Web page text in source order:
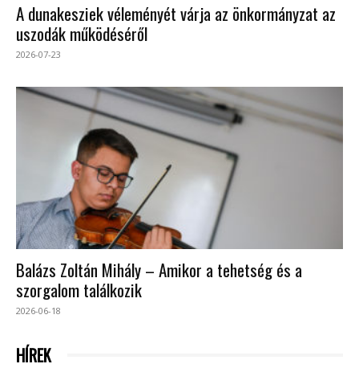
A dunakesziek véleményét várja az önkormányzat az
uszodák működéséről
2026-07-23
Balázs Zoltán Mihály – Amikor a tehetség és a
szorgalom találkozik
2026-06-18
HÍREK